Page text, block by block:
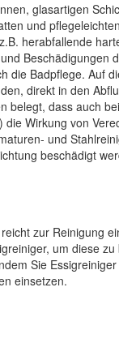
glasartigen
und
herabfallende
Beschädigungen
die Badpflege. Auf
direkt in den
belegt, dass auch
Wirkung von
und
beschädigt
zur Reinigung
um diese
Sie
einsetzen.